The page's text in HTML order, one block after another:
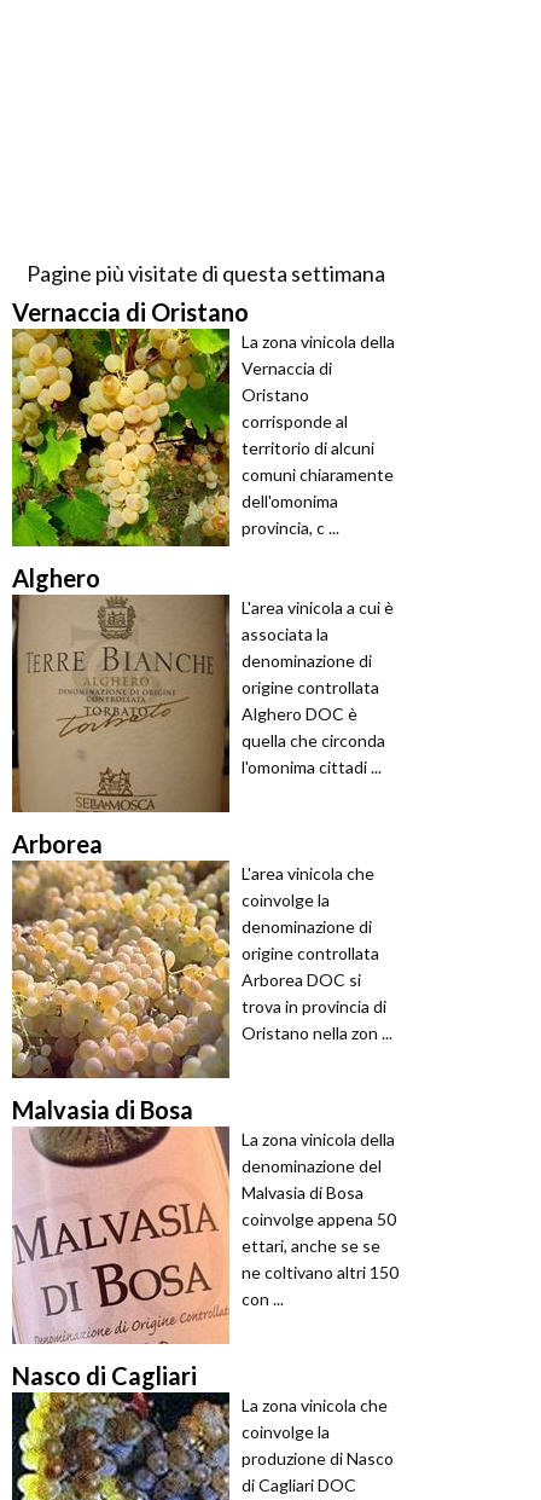
Pagine più visitate di questa settimana
Vernaccia di Oristano
La zona vinicola della
Vernaccia di
Oristano
corrisponde al
territorio di alcuni
comuni chiaramente
dell'omonima
provincia, c ...
Alghero
L'area vinicola a cui è
associata la
denominazione di
origine controllata
Alghero DOC è
quella che circonda
l'omonima cittadi ...
Arborea
L'area vinicola che
coinvolge la
denominazione di
origine controllata
Arborea DOC si
trova in provincia di
Oristano nella zon ...
Malvasia di Bosa
La zona vinicola della
denominazione del
Malvasia di Bosa
coinvolge appena 50
ettari, anche se se
ne coltivano altri 150
con ...
Nasco di Cagliari
La zona vinicola che
coinvolge la
produzione di Nasco
di Cagliari DOC